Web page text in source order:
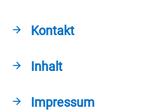
Kontakt
Inhalt
Impressum